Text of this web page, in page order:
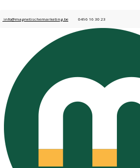
info@magnetischemarketing.be 0496 16 30 23